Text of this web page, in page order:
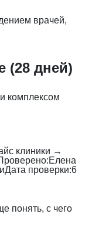
врачей,
(28 дней)
комплексом
клиники →
Елена
Дата проверки:6
понять, с чего